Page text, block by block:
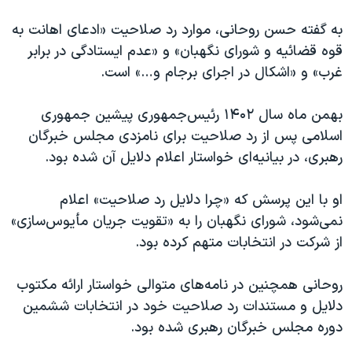
قانون شفافیت دارائی کادر رهبری ایران
اعتراضات مردمی آبان ۹۸
نرگس محمدی برنده جایزه نوبل صلح
همایش محافظه‌کاران آمریکا «سی‌پک»
سفر پرزیدنت ترامپ به چین
به گفته حسن روحانی، موارد رد صلاحیت «ادعای اهانت به
قوه قضائیه و شورای نگهبان» و «عدم ایستادگی در برابر
غرب» و «اشکال در اجرای برجام و…» است.
بهمن ماه سال ۱۴۰۲ رئیس‌جمهوری پیشین جمهوری
اسلامی پس از رد صلاحیت برای نامزدی مجلس خبرگان
رهبری، در بیانیه‌ای خواستار اعلام دلایل آن شده بود.
او با این پرسش که «چرا دلایل رد صلاحیت» اعلام
نمی‌شود، شورای نگهبان را به «تقویت جریان مأیوس‌سازی»
از شرکت در انتخابات متهم کرده بود.
روحانی همچنین در نامه‌های متوالی خواستار ارائه مکتوب
دلایل و مستندات رد صلاحیت خود در انتخابات ششمین
دوره مجلس خبرگان رهبری شده بود.